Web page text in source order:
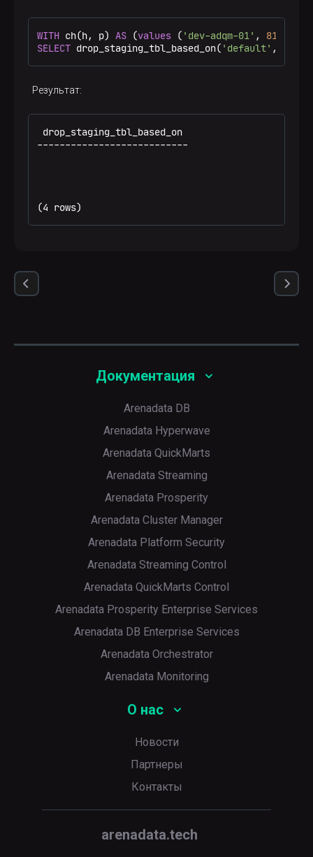
WITH ch(h, p) AS (values ( 'dev-adqm-01' , 8123
SELECT drop_staging_tbl_based_on( 'default' ,
Результат:
drop_staging_tbl_based_on
---------------------------
(4 rows)
Документация
Arenadata DB
Arenadata Hyperwave
Arenadata QuickMarts
Arenadata Streaming
Arenadata Prosperity
Arenadata Cluster Manager
Arenadata Platform Security
Arenadata Streaming Control
Arenadata QuickMarts Control
Arenadata Prosperity Enterprise Services
Arenadata DB Enterprise Services
Arenadata Orchestrator
Arenadata Monitoring
О нас
Новости
Партнеры
Контакты
arenadata.tech